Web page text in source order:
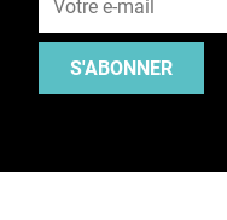
S'ABONNER